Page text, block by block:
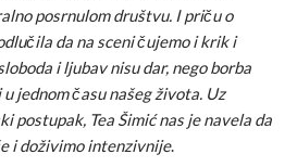
posrnulom društvu. I priču o
da na sceni čujemo i krik i
i ljubav nisu dar, nego borba
jednom času našeg života. Uz
Tea Šimić nas je navela da
i doživimo intenzivnije.